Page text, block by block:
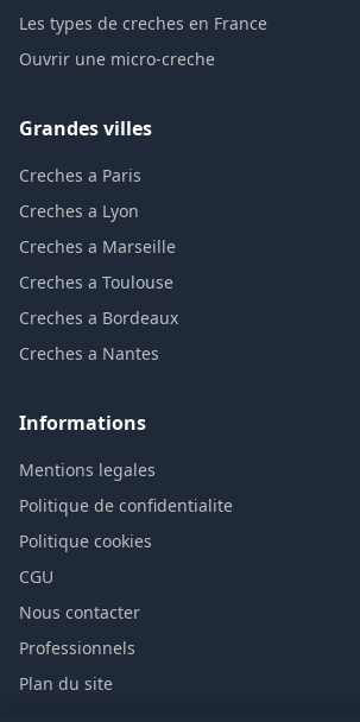
Les types de creches en France
Ouvrir une micro-creche
Grandes villes
Creches a Paris
Creches a Lyon
Creches a Marseille
Creches a Toulouse
Creches a Bordeaux
Creches a Nantes
Informations
Mentions legales
Politique de confidentialite
Politique cookies
CGU
Nous contacter
Professionnels
Plan du site